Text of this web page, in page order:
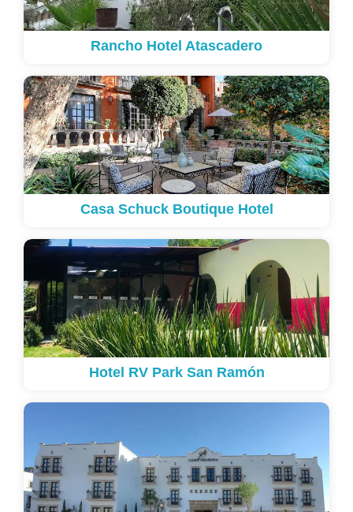
Rancho Hotel Atascadero
Casa Schuck Boutique Hotel
Hotel RV Park San Ramón